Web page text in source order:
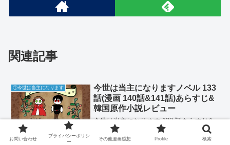
関連記事
①今世は当主になります
今世は当主になりますノベル 133
話(漫画 140話&141話)あらすじ&
韓国原作小説レビュー
今世は当主になります 133 話あらすじ&
韓国原作小説レビュー
お問い合わせ
プライバシーポリシ
ー
その他漫画感想 Profile 検索